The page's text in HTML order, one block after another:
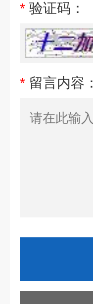
* 验证码：
* 留言内容：